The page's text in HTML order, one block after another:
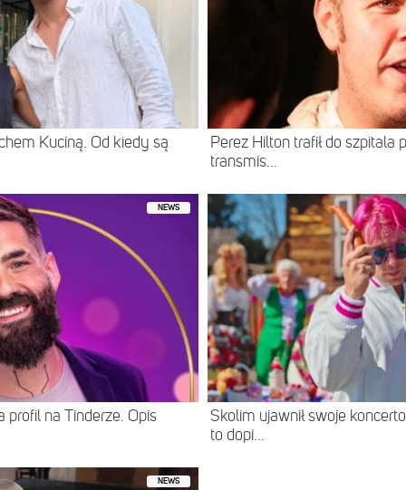
Kuciną. Od kiedy są
Perez Hilton trafił do szpitala
transmis...
NEWS
profil na Tinderze. Opis
Skolim ujawnił swoje
to dopi...
NEWS